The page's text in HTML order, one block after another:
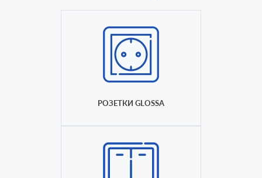
РОЗЕТКИ GLOSSA